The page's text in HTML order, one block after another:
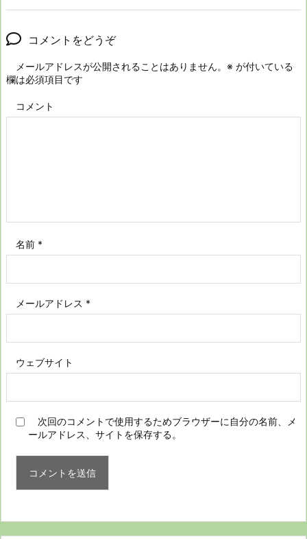
コメントをどうぞ
メールアドレスが公開されることはありません。 ※ が付いている
欄は必須項目です
コメント
名前 *
メールアドレス *
ウェブサイト
次回のコメントで使用するためブラウザーに自分の名前、メ
ールアドレス、サイトを保存する。